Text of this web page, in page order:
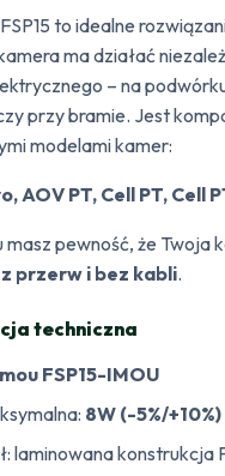
to idealne
ma działać
– na
przy bramie. Jest
modelami kamer:
AOV PT, Cell PT, Cell
masz pewność, że Twoja
przerw i bez kabli.
techniczna
FSP15-IMOU
8W (-5%/+10%)
laminowana konstrukcja